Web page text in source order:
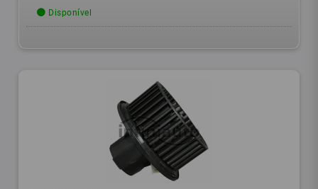
Disponível